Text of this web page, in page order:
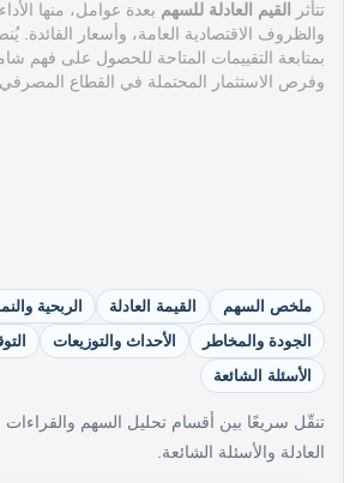
تتأثر القيم العادلة للسهم بعدة عوامل، منها
والظروف الاقتصادية العامة، وأسعار الفائدة.
بمتابعة التقييمات المتاحة للحصول على فهم
وفرص الاستثمار المحتملة في القطاع
ملخص السهم القيمة العادلة
الربحية
الجودة والمخاطر
الأحداث والتوزيعات
الأسئلة الشائعة
تنقّل سريعًا بين أقسام تحليل السهم والقراءات
العادلة والأسئلة الشائعة.